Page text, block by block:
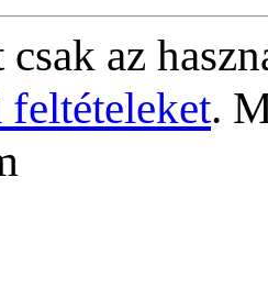
az
.